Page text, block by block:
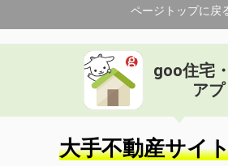
ページトップに戻
goo住宅
アプ
大手不動産サイ